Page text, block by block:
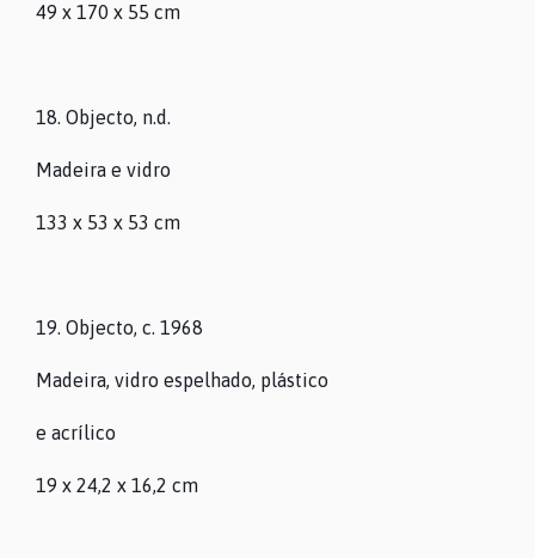
49 x 170 x 55 cm
18. Objecto, n.d.
Madeira e vidro
133 x 53 x 53 cm
19. Objecto, c. 1968
Madeira, vidro espelhado, plástico
e acrílico
19 x 24,2 x 16,2 cm